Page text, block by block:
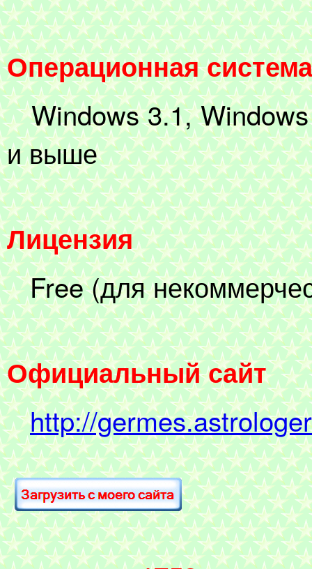
Операционная система
Windows 3.1, Windows
и выше
Лицензия
Free (для
Официальный сайт
http://